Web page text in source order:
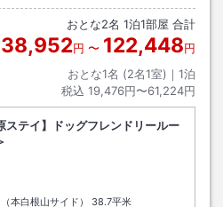
おとな2名 1泊1部屋 合計
38,952円 〜 122,448円
おとな1名 (2名1室)｜ 1泊
税込 19,476円〜61,224円
ステイ】ドッグフレンドリールー
本白根山サイド）
38.7平米